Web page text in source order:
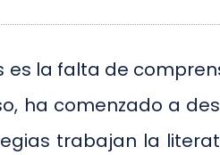
la falta de
ha comenzado a
trabajan la